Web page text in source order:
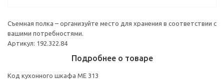
Съемная полка – организуйте место для хранения в соответствии с
вашими потребностями.
Артикул: 192.322.84
Подробнее о товаре
Код кухонного шкафа ME 313